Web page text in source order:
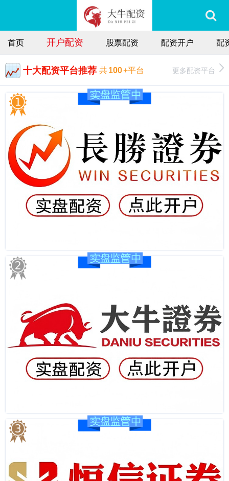
首页 开户配资 股票配资 配资开户 配
十大配资平台推荐 共100+平台 更多配资平台